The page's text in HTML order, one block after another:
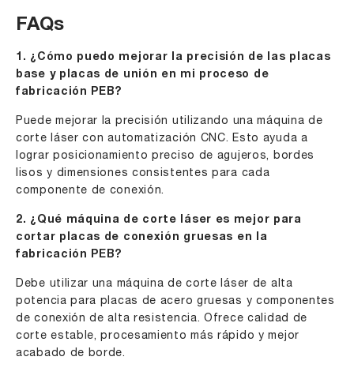
FAQs
1. ¿Cómo puedo mejorar la precisión de las placas
base y placas de unión en mi proceso de
fabricación PEB?
Puede mejorar la precisión utilizando una máquina de
corte láser con automatización CNC. Esto ayuda a
lograr posicionamiento preciso de agujeros, bordes
lisos y dimensiones consistentes para cada
componente de conexión.
2. ¿Qué máquina de corte láser es mejor para
cortar placas de conexión gruesas en la
fabricación PEB?
Debe utilizar una máquina de corte láser de alta
potencia para placas de acero gruesas y componentes
de conexión de alta resistencia. Ofrece calidad de
corte estable, procesamiento más rápido y mejor
acabado de borde.